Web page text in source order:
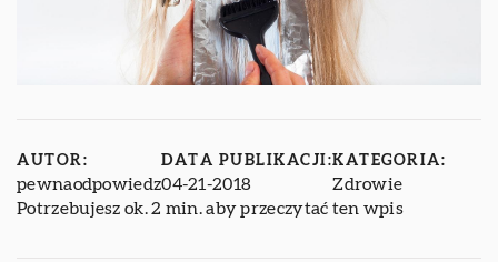
AUTOR:
pewnaodpowiedz
DATA PUBLIKACJI:
04-21-2018
KATEGORIA:
Zdrowie
Potrzebujesz ok. 2 min. aby przeczytać ten wpis